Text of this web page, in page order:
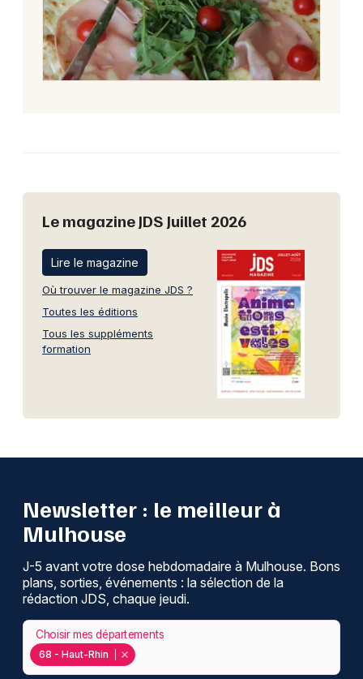
Le magazine JDS Juillet 2026
Lire le magazine
Où trouver le magazine JDS ?
Toutes les éditions
Tous les suppléments
formation
Newsletter : le meilleur à
Mulhouse
J-5 avant votre dose hebdomadaire à Mulhouse. Bons
plans, sorties, événements : la sélection de la
rédaction JDS, chaque jeudi.
68 - Haut-Rhin
Choisir mes départements